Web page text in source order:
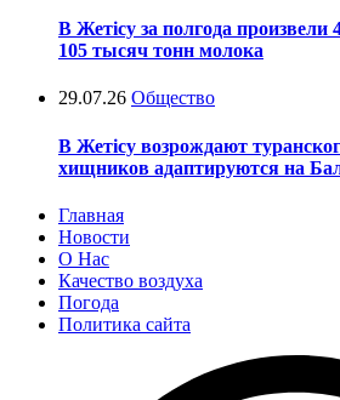
В Жетісу за полгода
105 тысяч тонн молока
29.07.26 Общество
В Жетісу возрождают
хищников адаптируются на
Главная
Новости
О Нас
Качество воздуха
Погода
Политика сайта